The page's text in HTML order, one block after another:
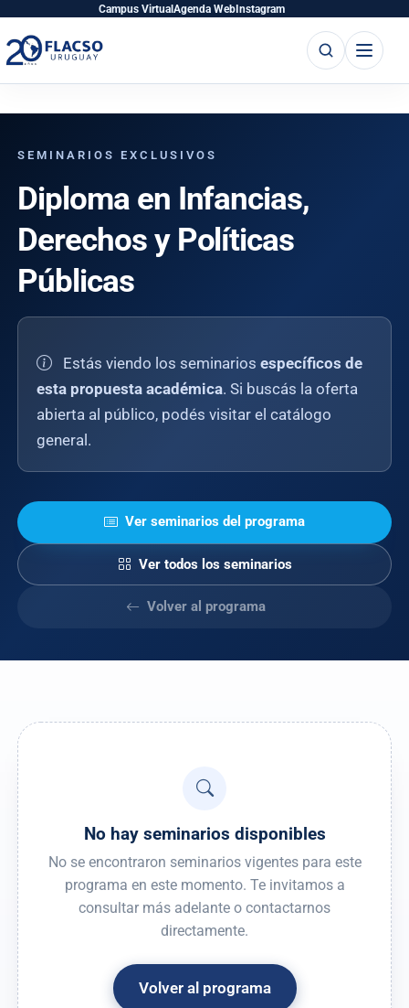
contenido
principal
contenido
Campus VirtualAgenda WebInstagram
BuscarAbrir
menú
SEMINARIOS EXCLUSIVOS
Diploma en Infancias,
Derechos y Políticas
Públicas
Estás viendo los seminariosespecíficos de
esta propuesta académica. Si buscás la oferta
abierta al público, podés visitar el catálogo
general.
Ver seminarios del programa
Ver todos los seminarios
Volver al programa
No hay seminarios disponibles
No se encontraron seminarios vigentes para este
programa en este momento. Te invitamos a
consultar más adelante o contactarnos
directamente.
Volver al programa